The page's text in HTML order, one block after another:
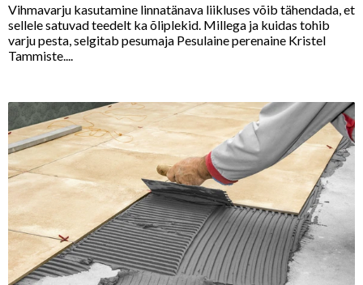
Vihmavarju kasutamine linnatänava liikluses võib tähendada, et
sellele satuvad teedelt ka õliplekid. Millega ja kuidas tohib
varju pesta, selgitab pesumaja Pesulaine perenaine Kristel
Tammiste....